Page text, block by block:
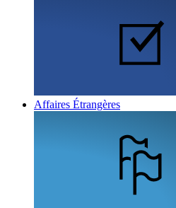
Affaires Étrangères